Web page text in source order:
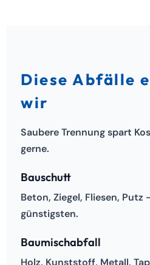
Diese Abfälle
wir
Saubere Trennung spart
gerne.
Bauschutt
Beton, Ziegel, Fliesen, Putz
günstigsten.
Baumischabfall
Holz, Kunststoff, Metall,